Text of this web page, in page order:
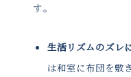
す。
生活リズムのズレ
は和室に布団を敷